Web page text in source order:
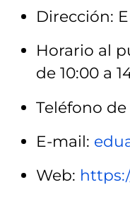
Dirección:
Horario al
de 10:00 a
Teléfono
E-mail:
Web: